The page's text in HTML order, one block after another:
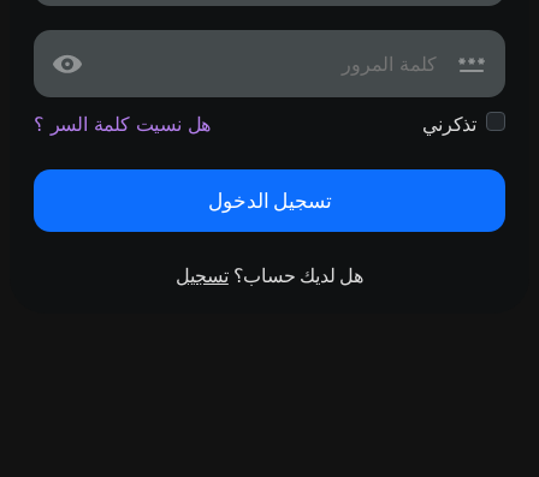
تذكرني هل نسيت كلمة السر ؟
تسجيل الدخول
هل لديك حساب؟تسجيل